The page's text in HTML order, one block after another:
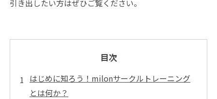
引き出したい方はぜひご覧ください。
目次
はじめに知ろう！milonサークルトレーニング
とは何か？